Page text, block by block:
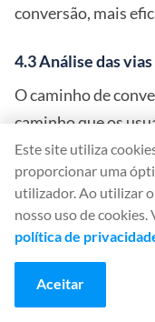
conversão, mais
4.3 Análise das
O caminho de
caminho que os
conversões. A
uma visão geral do
conversão
total e a receita.
5. Analisar o
envolvimento
Este site utiliza
proporcionar uma
utilizador. Ao utilizar
nosso uso de cookies.
política de
Aceitar